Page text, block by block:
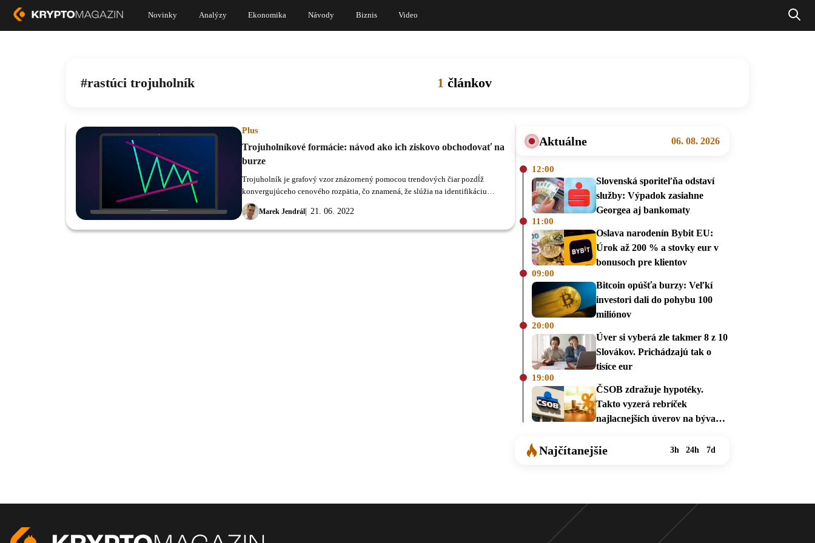
Novinky Analýzy Ekonomika Návody Biznis Video
rastúci trojuholník 1 článkov
Plus
Trojuholníkové formácie: návod ako ich ziskovo obchodovať na
burze
Marek Jendrál 21. 06. 2022
Trojuholník je grafový vzor znázornený pomocou trendových čiar pozdĺž
konvergujúceho cenového rozpätia, čo znamená, že slúžia na identifikáciu
bočného pohybu.
Aktuálne 06. 08. 2026
12:00
Slovenská sporiteľňa odstaví
služby: Výpadok zasiahne
Georgea aj bankomaty
11:00
Oslava narodenín Bybit EU:
Úrok až 200 % a stovky eur v
bonusoch pre klientov
09:00
Bitcoin opúšťa burzy: Veľkí
investori dali do pohybu 100
miliónov
20:00
Úver si vyberá zle takmer 8 z 10
Slovákov. Prichádzajú tak o
tisíce eur
19:00
ČSOB zdražuje hypotéky.
Takto vyzerá rebríček
najlacnejších úverov na bývanie
Najčítanejšie 3h 24h 7d